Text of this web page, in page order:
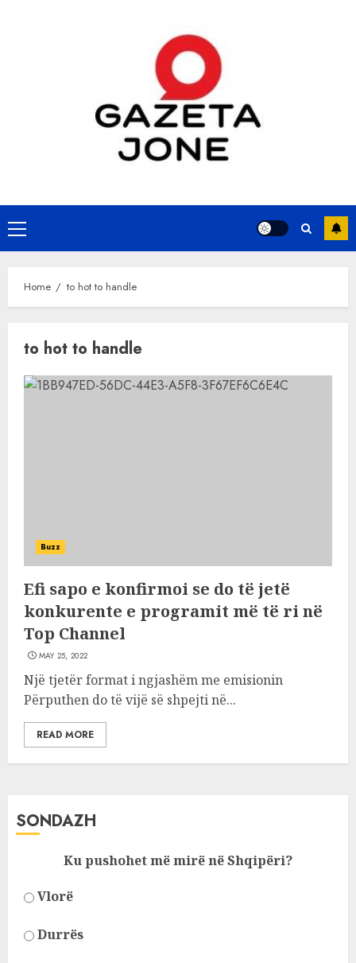
Primary
Menu
Home to hot to handle
to hot to handle
Buzz
Efi sapo e konfirmoi se do të jetë
konkurente e programit më të ri në
Top Channel
MAY 25, 2022
Një tjetër format i ngjashëm me emisionin
Përputhen do të vijë së shpejti në...
READ MORE
SONDAZH
Ku pushohet më mirë në Shqipëri?
Vlorë
Durrës